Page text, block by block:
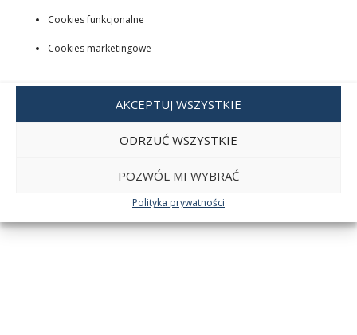
Cookies funkcjonalne
Cookies marketingowe
AKCEPTUJ WSZYSTKIE
ODRZUĆ WSZYSTKIE
POZWÓL MI WYBRAĆ
Polityka prywatności